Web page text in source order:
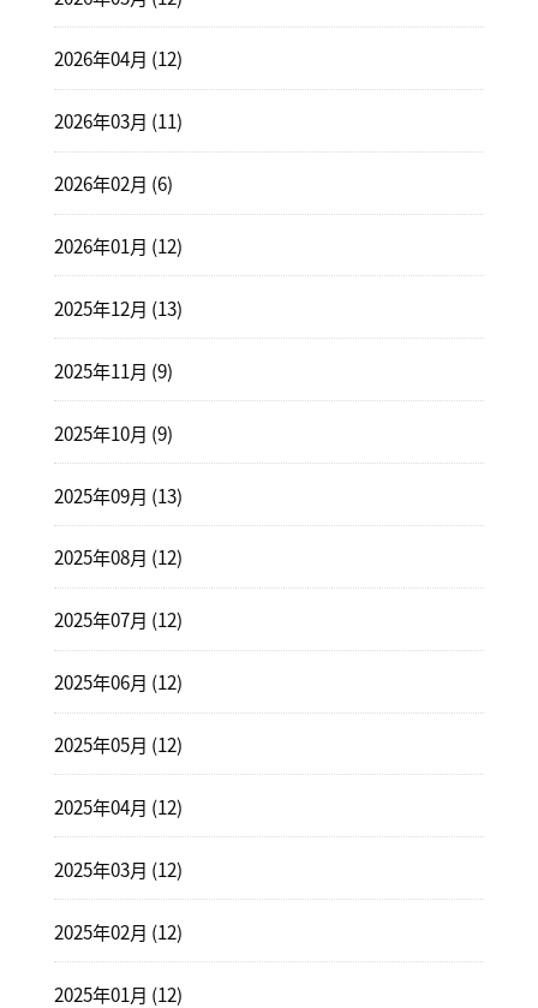
2026年04月 (12)
2026年03月 (11)
2026年02月 (6)
2026年01月 (12)
2025年12月 (13)
2025年11月 (9)
2025年10月 (9)
2025年09月 (13)
2025年08月 (12)
2025年07月 (12)
2025年06月 (12)
2025年05月 (12)
2025年04月 (12)
2025年03月 (12)
2025年02月 (12)
2025年01月 (12)